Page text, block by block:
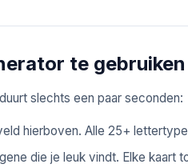
te gebruiken
slechts een paar seconden:
hierboven. Alle 25+
die je leuk vindt. Elke kaart